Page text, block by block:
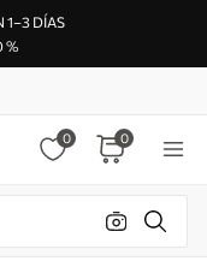
1–3 DÍAS
%
0 0